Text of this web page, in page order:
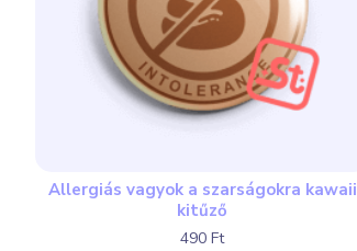
Allergiás vagyok a szarságokra kawaii
kitűző
490 Ft